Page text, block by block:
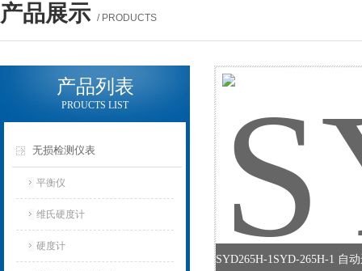
产品展示 / PRODUCTS
产品列表
PROUCTS LIST
无损检测仪表
平衡仪
维氏硬度计
硬度计